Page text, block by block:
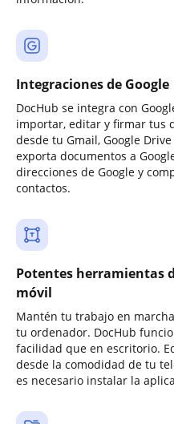
Integraciones de Google
DocHub se integra con
importar, editar y firmar tus
desde tu Gmail, Google
exporta documentos a
direcciones de Google y
contactos.
Potentes herramientas
móvil
Mantén tu trabajo en
tu ordenador. DocHub
facilidad que en escritorio.
desde la comodidad de tu
es necesario instalar la